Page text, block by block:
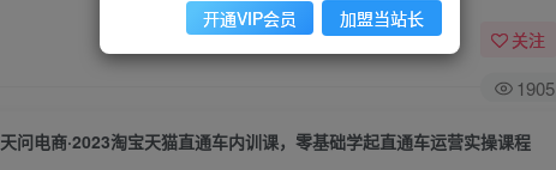
关注
1905
天问电商·2023淘宝天猫直通车内训课，零基础学起直通车运营实操课程
开通VIP会员 加盟当站长